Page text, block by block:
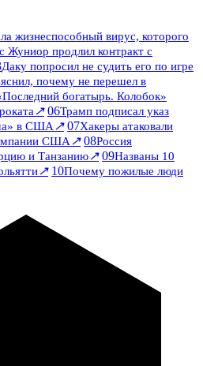
жизнеспособный вирус, которого
Жуниор продлил контракт с
Даку попросил не судить его по игре
почему не перешел в
богатырь. Колобок»
↗ 06Трамп подписал указ
в США↗ 07Хакеры атаковали
США↗ 08Россия
и Танзанию↗ 09Названы 10
↗ 10Почему пожилые люди